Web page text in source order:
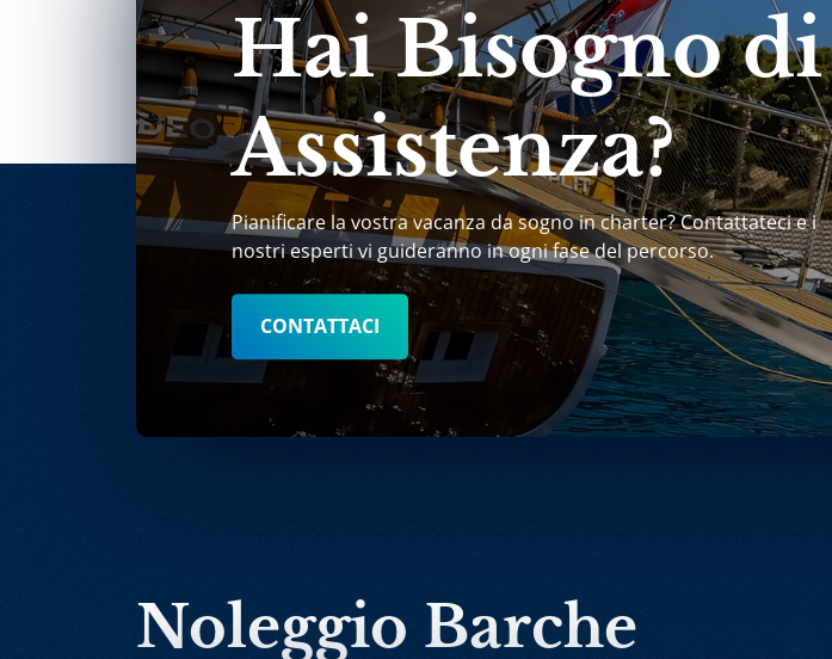
Hai Bisogno di
Assistenza?
Pianificare la vostra vacanza da sogno in charter? Contattateci e i
nostri esperti vi guideranno in ogni fase del percorso.
CONTATTACI
Noleggio Barche